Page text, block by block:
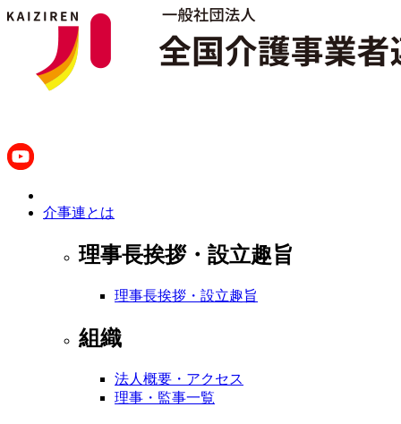
介事連とは
理事長挨拶・設立趣旨
理事長挨拶・設立趣旨
組織
法人概要・アクセス
理事・監事一覧